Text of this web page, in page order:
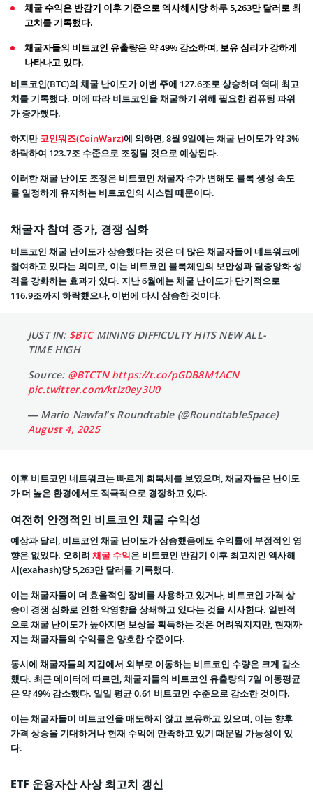
채굴 수익은 반감기 이후 기준으로 엑사해시당 하루 5,263만 달러로 최
고치를 기록했다.
채굴자들의 비트코인 유출량은 약 49% 감소하여, 보유 심리가 강하게
나타나고 있다.
비트코인(BTC)의 채굴 난이도가 이번 주에 127.6조로 상승하며 역대 최고
치를 기록했다. 이에 따라 비트코인을 채굴하기 위해 필요한 컴퓨팅 파워
가 증가했다.
하지만코인워즈(CoinWarz)에 의하면, 8월 9일에는 채굴 난이도가 약 3%
하락하여 123.7조 수준으로 조정될 것으로 예상된다.
이러한 채굴 난이도 조정은 비트코인 채굴자 수가 변해도 블록 생성 속도
를 일정하게 유지하는 비트코인의 시스템 때문이다.
채굴자 참여 증가, 경쟁 심화
비트코인 채굴 난이도가 상승했다는 것은 더 많은 채굴자들이 네트워크에
참여하고 있다는 의미로, 이는 비트코인 블록체인의 보안성과 탈중앙화 성
격을 강화하는 효과가 있다. 지난 6월에는 채굴 난이도가 단기적으로
116.9조까지 하락했으나, 이번에 다시 상승한 것이다.
JUST IN: $BTCMINING DIFFICULTY HITS NEW ALL-
TIME HIGH
Source: @BTCTN https://t.co/pGDB8M1ACN
pic.twitter.com/ktIz0ey3U0
— Mario Nawfal’s Roundtable (@RoundtableSpace)
August 4, 2025
이후 비트코인 네트워크는 빠르게 회복세를 보였으며, 채굴자들은 난이도
가 더 높은 환경에서도 적극적으로 경쟁하고 있다.
여전히 안정적인 비트코인 채굴 수익성
예상과 달리, 비트코인 채굴 난이도가 상승했음에도 수익률에 부정적인 영
향은 없었다. 오히려 채굴 수익은 비트코인 반감기 이후 최고치인 엑사해
시(exahash)당 5,263만 달러를 기록했다.
이는 채굴자들이 더 효율적인 장비를 사용하고 있거나, 비트코인 가격 상
승이 경쟁 심화로 인한 악영향을 상쇄하고 있다는 것을 시사한다. 일반적
으로 채굴 난이도가 높아지면 보상을 획득하는 것은 어려워지지만, 현재까
지는 채굴자들의 수익률은 양호한 수준이다.
동시에 채굴자들의 지갑에서 외부로 이동하는 비트코인 수량은 크게 감소
했다. 최근 데이터에 따르면, 채굴자들의 비트코인 유출량의 7일 이동평균
은 약 49% 감소했다. 일일 평균 0.61 비트코인 수준으로 감소한 것이다.
이는 채굴자들이 비트코인을 매도하지 않고 보유하고 있으며, 이는 향후
가격 상승을 기대하거나 현재 수익에 만족하고 있기 때문일 가능성이 있
다.
ETF 운용자산 사상 최고치 갱신